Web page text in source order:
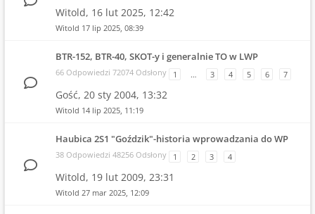
Witold, 16 lut 2025, 12:42
Witold 17 lip 2025, 08:39
BTR-152, BTR-40, SKOT-y i generalnie TO w LWP
66 Odpowiedzi 72074 Odsłony 1 … 3 4 5 6 7
Gość, 20 sty 2004, 13:32
Witold 14 lip 2025, 11:19
Haubica 2S1 "Goździk"-historia wprowadzania do WP
38 Odpowiedzi 48256 Odsłony 1 2 3 4
Witold, 19 lut 2009, 23:31
Witold 27 mar 2025, 12:09